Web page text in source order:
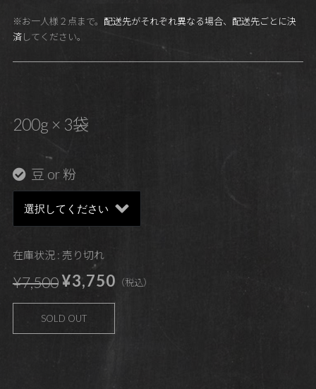
※お一人様２点まで。 配送先がそれぞれ異なる場合、配送先ごとに決
済してください。
200g × 3袋
豆 or 粉
在庫状況 : 売り切れ
¥7,500¥3,750 （税込）
SOLD OUT